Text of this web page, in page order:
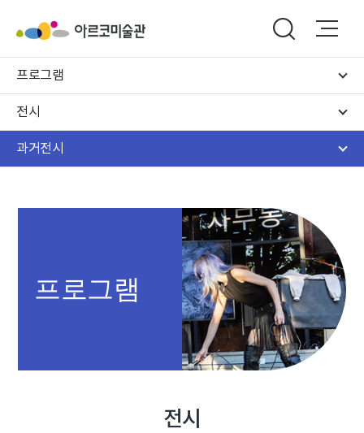
프로그램
전시
과거전시
프로그램
전시